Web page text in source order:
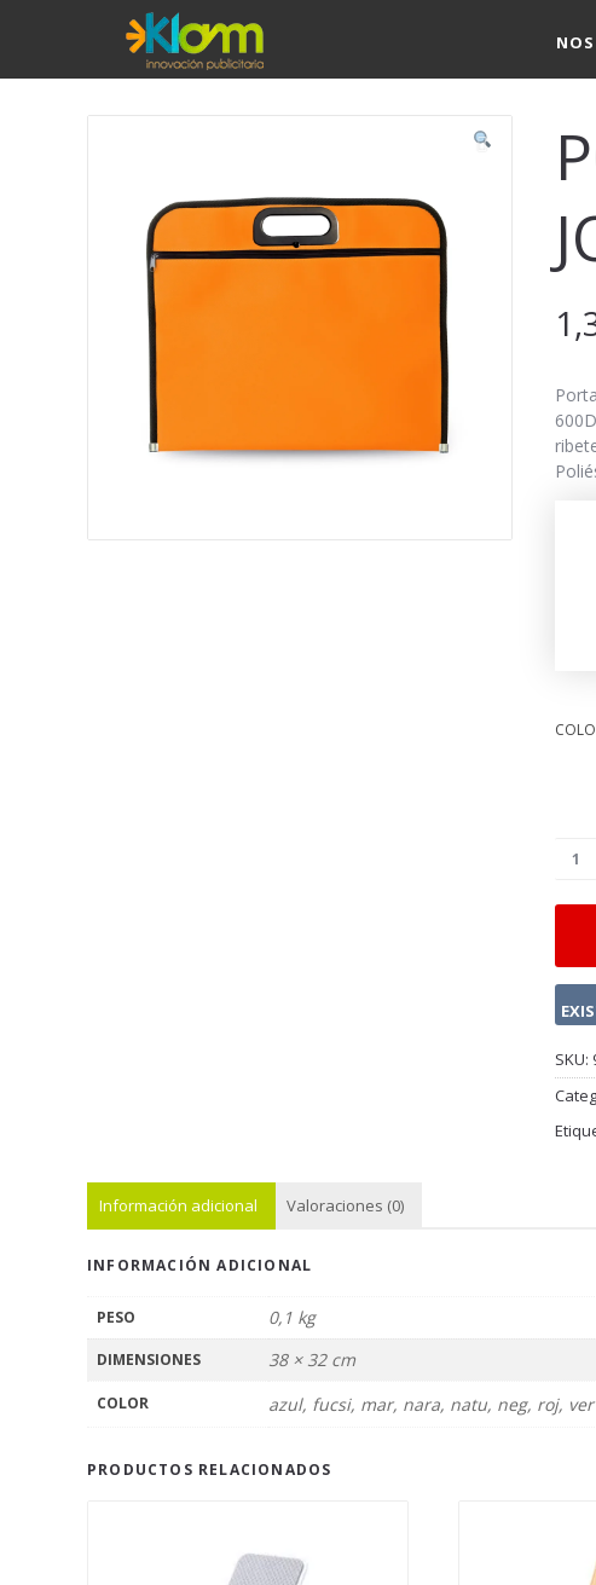
SKU:
Información adicional Valoraciones (0)
INFORMACIÓN ADICIONAL
PESO 0,1 kg
DIMENSIONES 38 × 32 cm
COLOR azul, fucsi, mar, nara, natu, neg, roj, ver
PRODUCTOS RELACIONADOS